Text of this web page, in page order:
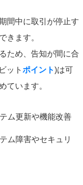
間中に取引が停止す
きます。
ため、告知が間に合
ット ポイント)は可
ています。
ム更新や機能改善
ム障害やセキュリ